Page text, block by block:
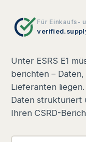
Für Einkaufs-
Unter ESRS E1
berichten –
Lieferanten
Daten strukturiert
Ihren CSRD-